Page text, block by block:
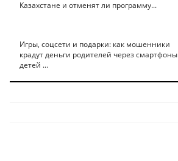
Казахстане и отменят ли программу...
Игры, соцсети и подарки: как мошенники
крадут деньги родителей через смартфоны
детей ...